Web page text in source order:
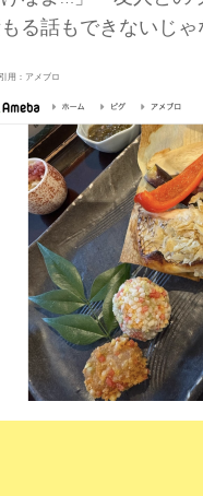
る話もできないじゃ
用：アメブロ